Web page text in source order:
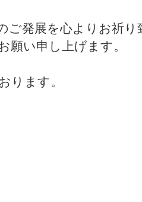
ご発展を心よりお祈り
願い申し上げます。
ります。